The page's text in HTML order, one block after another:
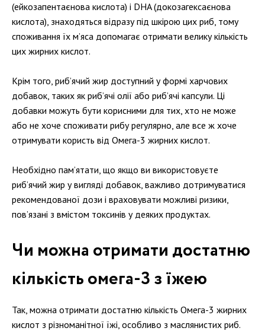
(ейкозапентаєнова кислота) і DHA (докозагексаєнова
кислота), знаходяться відразу під шкірою цих риб, тому
споживання їх м’яса допомагає отримати велику кількість
цих жирних кислот.
Крім того, риб’ячий жир доступний у формі харчових
добавок, таких як риб’ячі олії або риб’ячі капсули. Ці
добавки можуть бути корисними для тих, хто не може
або не хоче споживати рибу регулярно, але все ж хоче
отримувати користь від Омега-3 жирних кислот.
Необхідно пам’ятати, що якщо ви використовуєте
риб’ячий жир у вигляді добавок, важливо дотримуватися
рекомендованої дози і враховувати можливі ризики,
пов’язані з вмістом токсинів у деяких продуктах.
Чи можна отримати достатню
кількість омега-3 з їжею
Так, можна отримати достатню кількість Омега-3 жирних
кислот з різноманітної їжі, особливо з маслянистих риб.